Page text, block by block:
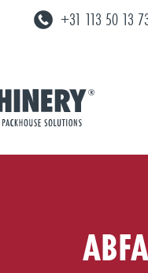
+31 113 50 13